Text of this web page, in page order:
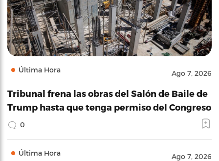
Última Hora Ago 7, 2026
Tribunal frena las obras del Salón de Baile de
Trump hasta que tenga permiso del Congreso
0
Última Hora Ago 7, 2026